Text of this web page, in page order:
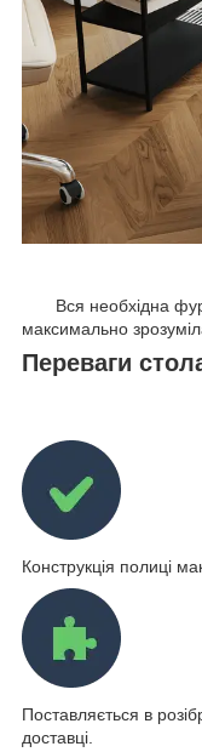
Вся необхідна
максимально
Переваги
Конструкція полиці
Поставляється в
доставці.